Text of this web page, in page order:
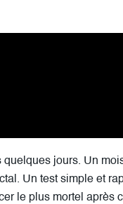
quelques jours. Un
Un test simple et
le plus mortel après